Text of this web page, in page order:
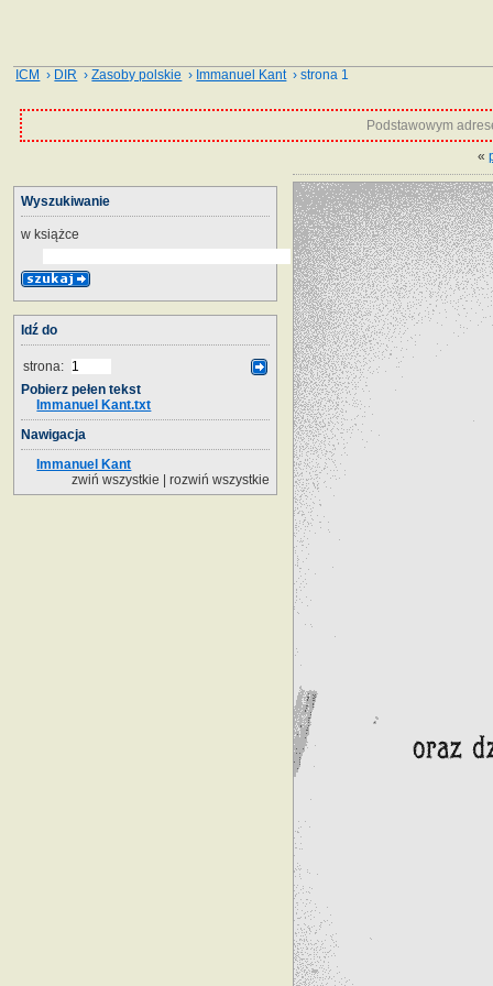
ICM › DIR ›Zasoby polskie › Immanuel Kant› strona 1
Podstawowym
«
Wyszukiwanie
w książce
Idź do
strona:
Pobierz pełen tekst
Immanuel Kant.txt
Nawigacja
Immanuel Kant
zwiń wszystkie | rozwiń wszystkie